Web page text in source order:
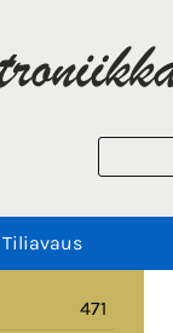
Tiliavaus
471